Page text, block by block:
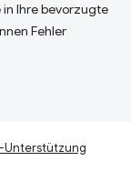
Ihre bevorzugte
Fehler
Unterstützung